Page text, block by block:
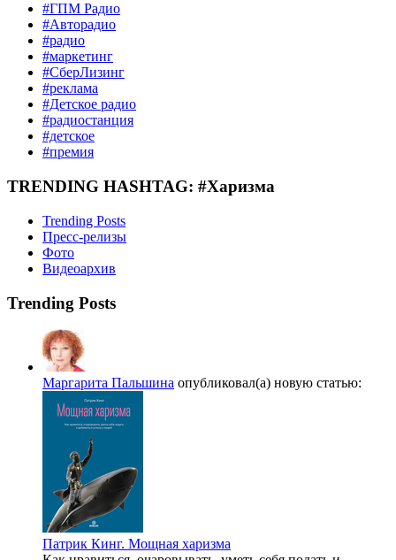
#ГПМ Радио
#Авторадио
#радио
#маркетинг
#СберЛизинг
#реклама
#Детское радио
#радиостанция
#детское
#премия
TRENDING HASHTAG: #Харизма
Trending Posts
Пресс-релизы
Фото
Видеоархив
Trending Posts
Маргарита Пальшина опубликовал(а) новую статью:
Патрик Кинг. Мощная харизма